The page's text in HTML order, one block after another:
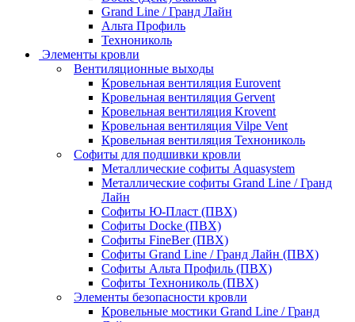
Grand Line / Гранд Лайн
Альта Профиль
Технониколь
Элементы кровли
Вентиляционные выходы
Кровельная вентиляция Eurovent
Кровельная вентиляция Gervent
Кровельная вентиляция Krovent
Кровельная вентиляция Vilpe Vent
Кровельная вентиляция Технониколь
Cофиты для подшивки кровли
Металлические софиты Aquasystem
Металлические софиты Grand Line / Гранд
Лайн
Софиты Ю-Пласт (ПВХ)
Софиты Docke (ПВХ)
Софиты FineBer (ПВХ)
Софиты Grand Line / Гранд Лайн (ПВХ)
Софиты Альта Профиль (ПВХ)
Софиты Технониколь (ПВХ)
Элементы безопасности кровли
Кровельные мостики Grand Line / Гранд